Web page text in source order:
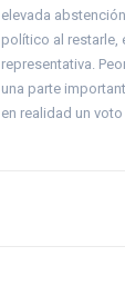
elevada
político al restarle,
representativa.
una parte
en realidad un